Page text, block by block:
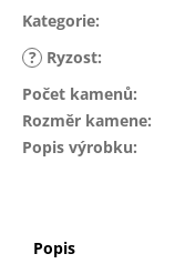
Kategorie:
? Ryzost:
Počet kamenů:
Rozměr kamene:
Popis výrobku:
Popis
u
č
u
j
e
m
e